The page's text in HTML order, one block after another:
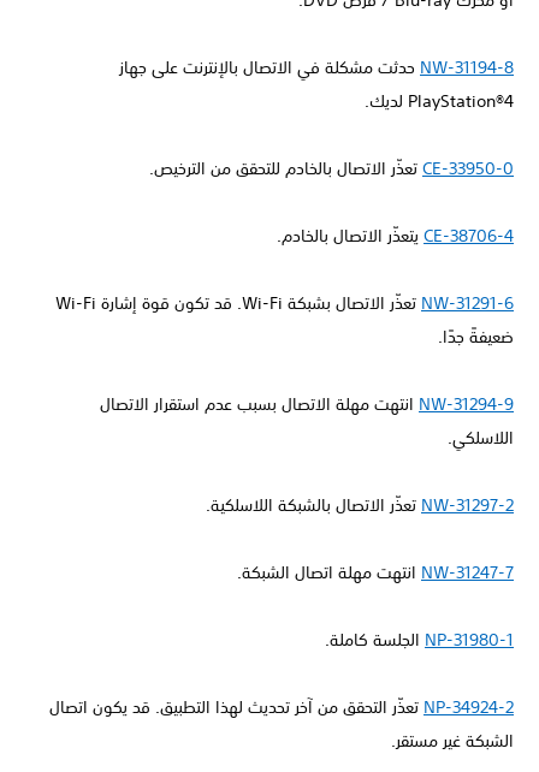
NW-31194-8 حدثت مشكلة في الاتصال بالإنترنت على جهاز
PlayStation®4 لديك.
CE-33950-0 تعذّر الاتصال بالخادم للتحقق من الترخيص.
CE-38706-4 يتعذّر الاتصال بالخادم.
NW-31291-6
تعذّر الاتصال بشبكة Wi-Fi. قد تكون قوة إشارة Wi-Fi
ضعيفةً جدًا.
NW-31294-9 انتهت مهلة الاتصال بسبب عدم استقرار الاتصال
اللاسلكي.
NW-31297-2 تعذّر الاتصال بالشبكة اللاسلكية.
NW-31247-7 انتهت مهلة اتصال الشبكة.
NP-31980-1 الجلسة كاملة.
NP-34924-2 تعذّر التحقق من آخر تحديث لهذا التطبيق. قد يكون اتصال
الشبكة غير مستقر.